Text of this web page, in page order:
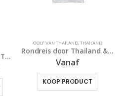
Rondreis door Amazing Thailand
GOLF VAN THAILAND,THAILAND
Rondreis door Thailand & Cambodja
Vanaf
KOOP PRODUCT